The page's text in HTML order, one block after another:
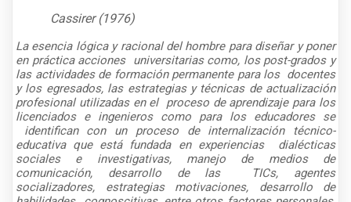
Cassirer (1976)
La esencia lógica y racional del hombre para diseñar y poner
en práctica acciones universitarias como, los post-grados y
las actividades de formación permanente para los docentes
y los egresados, las estrategias y técnicas de actualización
profesional utilizadas en el proceso de aprendizaje para los
licenciados e ingenieros como para los educadores se
identifican con un proceso de internalización técnico-
educativa que está fundada en experiencias
dialécticas
sociales e investigativas, manejo de medios de
comunicación, desarrollo de las
TICs, agentes
socializadores, estrategias motivaciones, desarrollo de